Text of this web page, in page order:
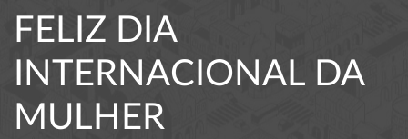
FELIZ DIA
INTERNACIONAL DA
MULHER